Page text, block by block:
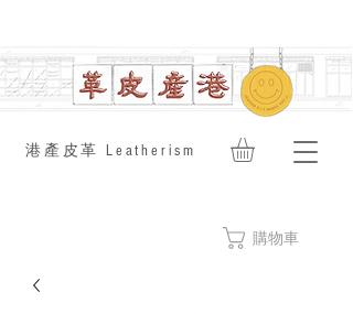
​港產皮革 Leatherism
購物車